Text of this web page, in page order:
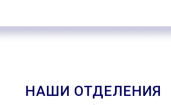
НАШИ ОТДЕЛЕНИЯ